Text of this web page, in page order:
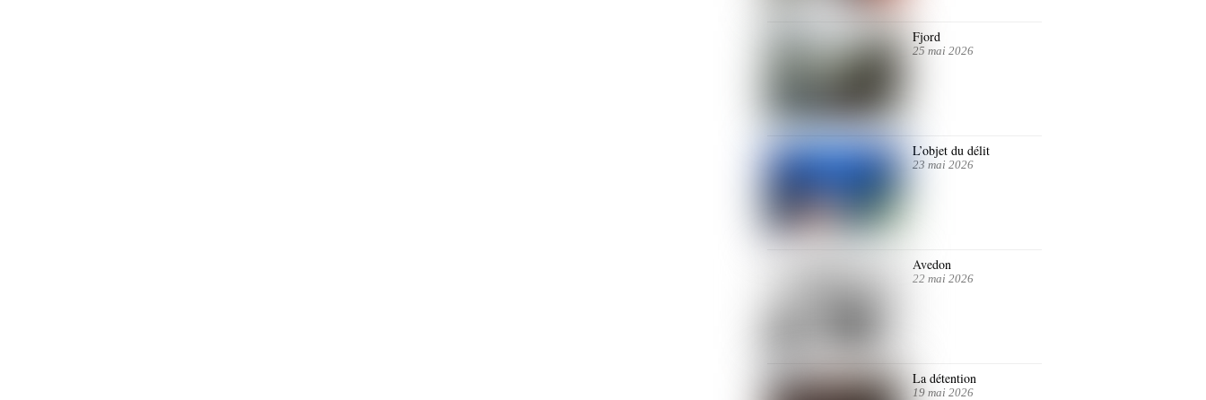
Fjord
25 mai 2026
L’objet du délit
23 mai 2026
Avedon
22 mai 2026
La détention
19 mai 2026